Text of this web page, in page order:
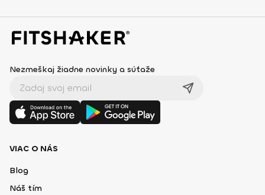
Nezmeškaj žiadne novinky a súťaže
VIAC O NÁS
Blog
Náš tím